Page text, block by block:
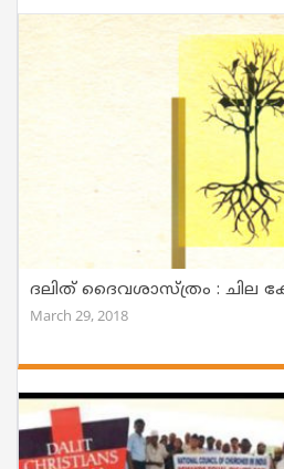
ദലിത് ദൈവശാസ്ത്രം : ചില
March 29, 2018